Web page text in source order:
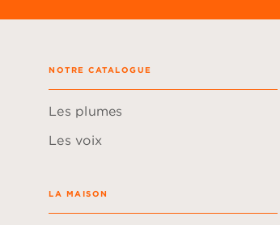
NOTRE CATALOGUE
Les plumes
Les voix
LA MAISON